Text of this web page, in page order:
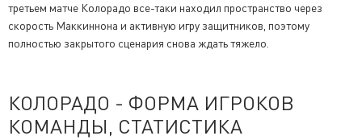
третьем матче Колорадо все-таки находил пространство через
скорость Маккиннона и активную игру защитников, поэтому
полностью закрытого сценария снова ждать тяжело.
КОЛОРАДО - ФОРМА ИГРОКОВ
КОМАНДЫ, СТАТИСТИКА